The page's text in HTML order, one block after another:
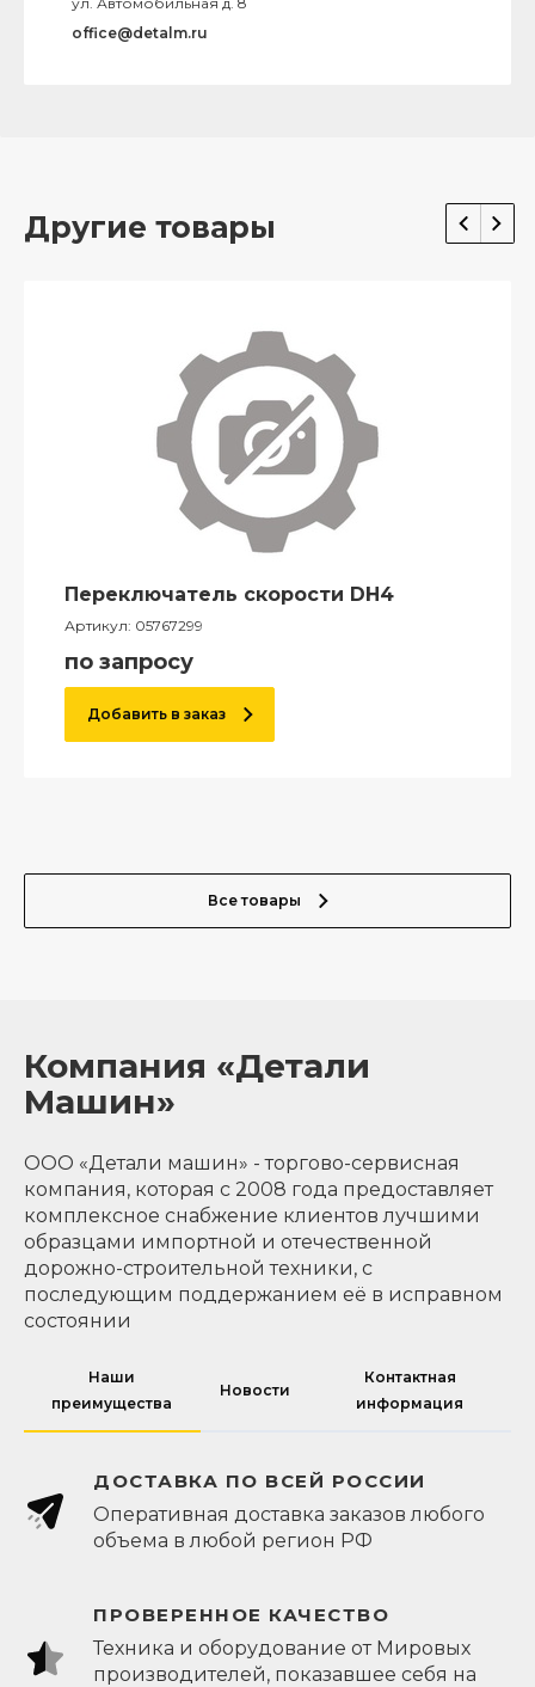
office@detalm.ru
Другие товары
Переключатель скорости DH4
Артикул: 05767299
по запросу
Добавить в заказ
Все товары
Компания «Детали
Машин»
ООО «Детали машин» - торгово-сервисная
компания, которая с 2008 года предоставляет
комплексное снабжение клиентов лучшими
образцами импортной и отечественной
дорожно-строительной техники, с
последующим поддержанием её в исправном
состоянии
Наши
преимущества
Новости
Контактная
информация
ДОСТАВКА ПО ВСЕЙ РОССИИ
Оперативная доставка заказов любого
объема в любой регион РФ
ПРОВЕРЕННОЕ КАЧЕСТВО
Техника и оборудование от Мировых
производителей, показавшее себя на